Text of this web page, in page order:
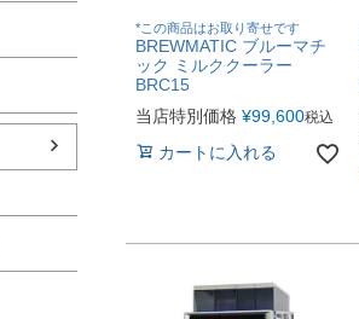
*この商品はお取り寄せです
BREWMATIC ブルーマチ
ック ミルククーラー
BRC15
当店特別価格 ¥99,600税込
カートに入れる